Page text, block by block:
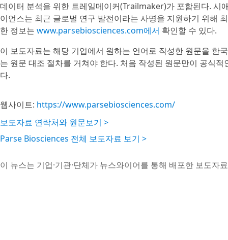
데이터 분석을 위한 트레일메이커(Trailmaker)가 포함된다. 시
이언스는 최근 글로벌 연구 발전이라는 사명을 지원하기 위해
한 정보는 www.parsebiosciences.com에서 확인할 수 있다.
이 보도자료는 해당 기업에서 원하는 언어로 작성한 원문을 한
는 원문 대조 절차를 거쳐야 한다. 처음 작성된 원문만이 공식
다.
웹사이트: https://www.parsebiosciences.com/
보도자료 연락처와 원문보기 >
Parse Biosciences 전체 보도자료 보기 >
이 뉴스는 기업·기관·단체가 뉴스와이어를 통해 배포한 보도자